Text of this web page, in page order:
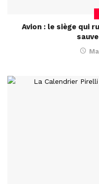
Avion : le siège qui